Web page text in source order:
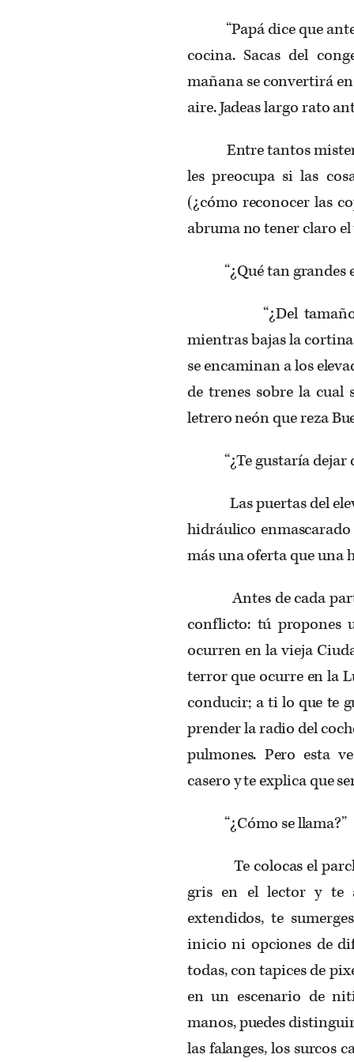
“Papá dice que antes
cocina. Sacas del
mañana se convertirá
aire. Jadeas largo rato
Entre tantos
les preocupa si las
(¿cómo reconocer las
abruma no tener claro
“¿Qué tan grandes
“¿Del tamaño de
mientras bajas la
se encaminan a los
de trenes sobre la
letrero neón que reza
“¿Te gustaría dejar
Las puertas del
hidráulico
más una oferta que una
Antes de cada
conflicto: tú propones
ocurren en la vieja
terror que ocurre en la
conducir; a ti lo que te
prender la radio del
pulmones. Pero esta
casero y te explica que
“¿Cómo se llama?”
Te colocas el parche
gris en el lector y te
extendidos, te
inicio ni opciones de
todas, con tapices de
en un escenario de
manos, puedes
las falanges, los surcos